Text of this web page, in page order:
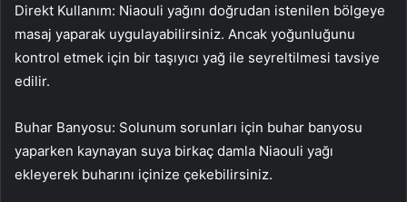
Direkt Kullanım: Niaouli yağını doğrudan istenilen bölgeye
masaj yaparak uygulayabilirsiniz. Ancak yoğunluğunu
kontrol etmek için bir taşıyıcı yağ ile seyreltilmesi tavsiye
edilir.
Buhar Banyosu: Solunum sorunları için buhar banyosu
yaparken kaynayan suya birkaç damla Niaouli yağı
ekleyerek buharını içinize çekebilirsiniz.